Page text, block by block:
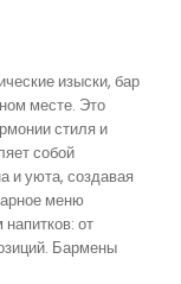
изыски, бар
месте. Это
стиля и
собой
и уюта, создавая
меню
от
Бармены